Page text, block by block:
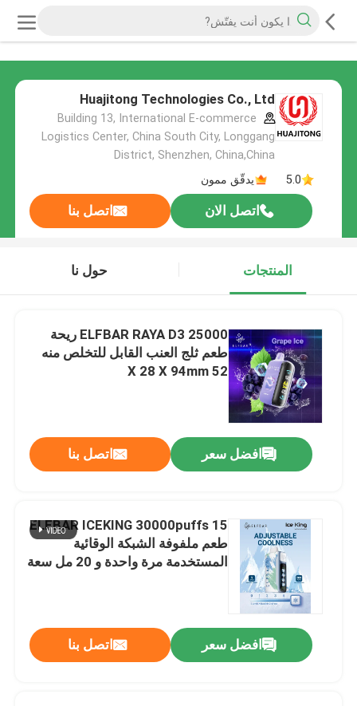
Huajitong Technologies Co., Ltd
Building 13, International E-commerce
Logistics Center, China South City, Longgang
District, Shenzhen, China,China
5.0
يدقّق ممون
اتصل الان اتصل بنا
المنتجات حول نا
ELFBAR RAYA D3 25000 ريحة
طعم ثلج العنب القابل للتخلص منه
52 X 28 X 94mm
افضل سعر اتصل بنا
ELFBAR ICEKING 30000puffs 15
طعم ملفوفة الشبكة الوقائية
المستخدمة مرة واحدة و 20 مل سعة
افضل سعر اتصل بنا